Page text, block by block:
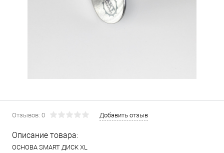
Отзывов: 0 Добавить отзыв
Описание товара:
ОСНОВА SMART ДИСК XL